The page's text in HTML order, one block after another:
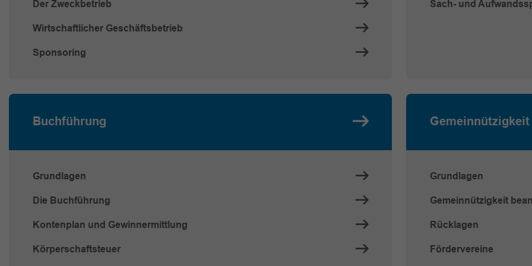
Der Zweckbetrieb
Wirtschaftlicher Geschäftsbetrieb
Sponsoring
Sach- und
Buchführung
Grundlagen
Die Buchführung
Kontenplan und Gewinnermittlung
Körperschaftsteuer
Gemeinnützigkeit
Grundlagen
Gemeinnützigkeit
Rücklagen
Fördervereine